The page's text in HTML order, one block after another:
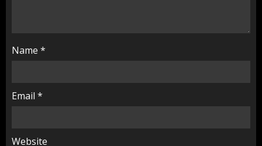
Name *
Email *
Website